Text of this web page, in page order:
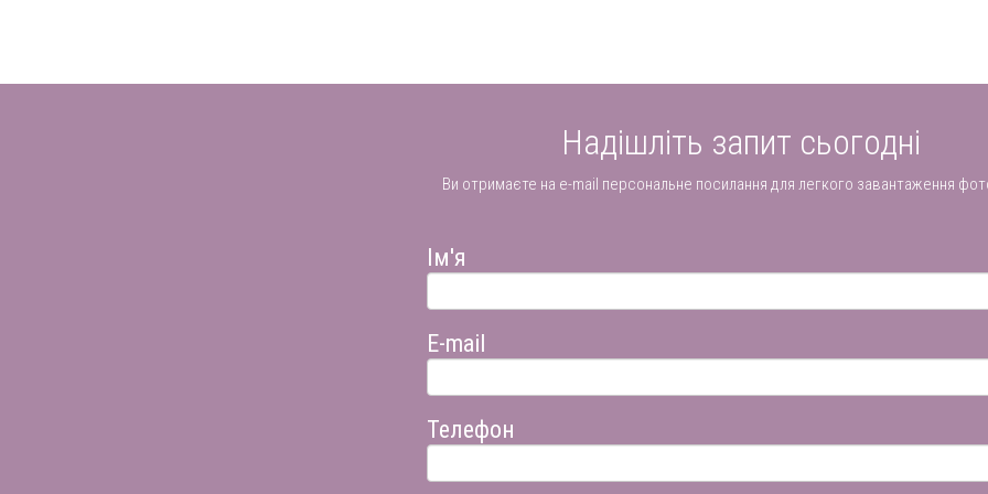
Надішліть запит сьогодні
Ви отримаєте на e-mail персональне посилання для легкого завантаження
Ім'я
E-mail
Телефон